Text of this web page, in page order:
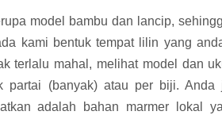
model bambu dan lancip,
kami bentuk tempat lilin yang
terlalu mahal, melihat model dan
partai (banyak) atau per biji. Anda
adalah bahan marmer lokal